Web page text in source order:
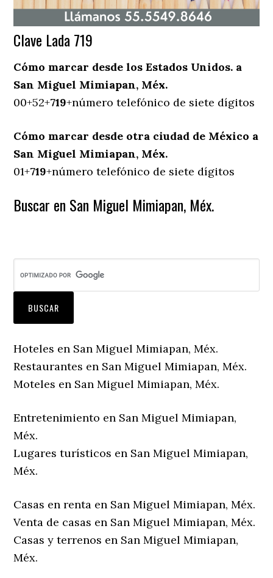
Clave Lada 719
Cómo marcar desde los Estados Unidos. a
San Miguel Mimiapan, Méx.
00+52+719+número telefónico de siete dígitos
Cómo marcar desde otra ciudad de México a
San Miguel Mimiapan, Méx.
01+719+número telefónico de siete dígitos
Buscar en San Miguel Mimiapan, Méx.
Hoteles en San Miguel Mimiapan, Méx.
Restaurantes en San Miguel Mimiapan, Méx.
Moteles en San Miguel Mimiapan, Méx.
Entretenimiento en San Miguel Mimiapan,
Méx.
Lugares turísticos en San Miguel Mimiapan,
Méx.
Casas en renta en San Miguel Mimiapan, Méx.
Venta de casas en San Miguel Mimiapan, Méx.
Casas y terrenos en San Miguel Mimiapan,
Méx.